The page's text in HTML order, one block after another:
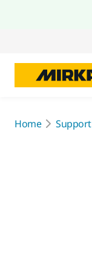
Home Support